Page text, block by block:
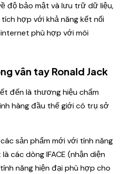
độ bảo mật và lưu trữ dữ liệu,
hợp với khả năng kết nối
phù hợp với môi
vân tay Ronald Jack
đến là thương hiệu chấm
hàng đầu thế giới có trụ sở
sản phẩm mới với tính năng
các dòng IFACE (nhận diện
năng hiện đại phù hợp cho